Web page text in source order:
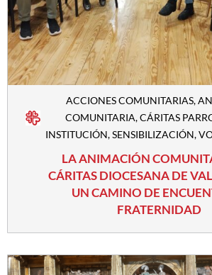
ACCIONES COMUNITARIAS,
COMUNITARIA,CÁRITAS
INSTITUCIÓN,SENSIBILIZACIÓN,
LA ANIMACIÓN
CÁRITAS DIOCESANA DE
UN CAMINO DE
FRATERNIDAD